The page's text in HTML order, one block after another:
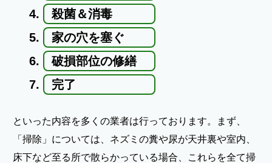
殺菌＆消毒
家の穴を塞ぐ
破損部位の修繕
完了
といった内容を多くの業者は行っております。まず、
「掃除」については、ネズミの糞や尿が天井裏や室内、
床下など至る所で散らかっている場合、これらを全て掃